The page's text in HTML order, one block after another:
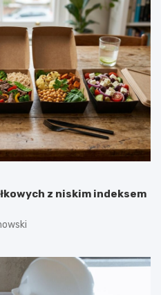
z niskim indeksem